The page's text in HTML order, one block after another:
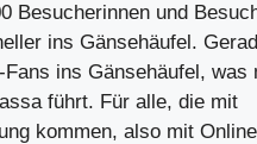
Besucherinnen und
ins Gänsehäufel.
ins Gänsehäufel, was
führt. Für alle, die mit
kommen, also mit